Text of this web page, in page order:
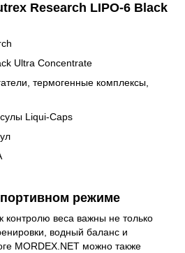
Research LIPO-6 Black
Ultra Concentrate
термогенные комплексы,
Liqui-Caps
режиме
контролю веса важны не только
водный баланс и
MORDEX.NET можно также